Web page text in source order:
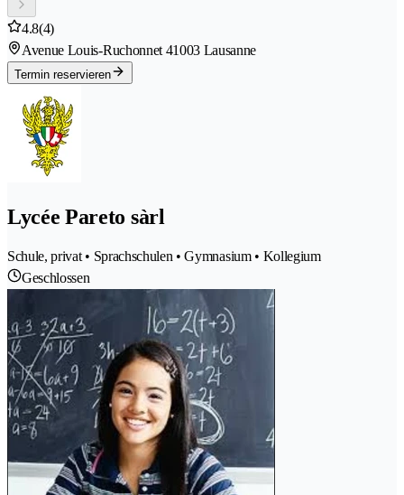
4.8(4)
Avenue Louis-Ruchonnet 41003 Lausanne
Termin reservieren
Lycée Pareto sàrl
Schule, privat • Sprachschulen • Gymnasium • Kollegium
Geschlossen